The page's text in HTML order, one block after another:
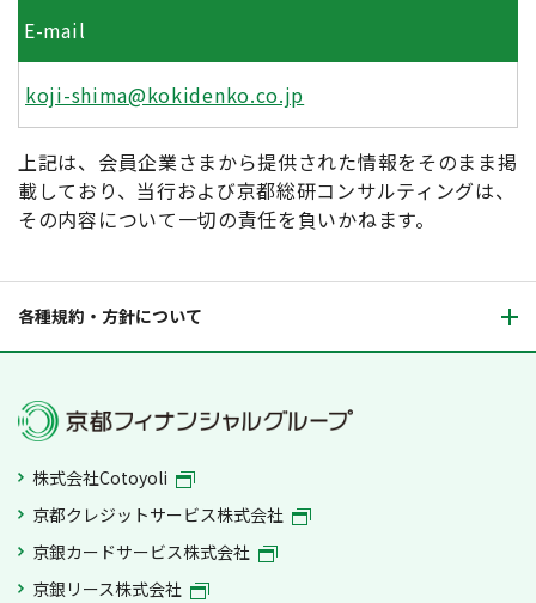
E-mail
koji-shima@kokidenko.co.jp
上記は、会員企業さまから提供された情報をそのまま掲
載しており、当行および京都総研コンサルティングは、
その内容について一切の責任を負いかねます。
各種規約・方針について
株式会社Cotoyoli
京都クレジットサービス株式会社
京銀カードサービス株式会社
京銀リース株式会社